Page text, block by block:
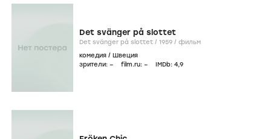
Det svänger på slottet
Det svänger på slottet / 1959 / фильм
комедия / Швеция
зрители: – film.ru: – IMDb: 4,9